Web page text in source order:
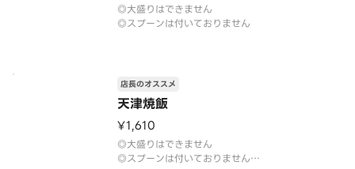
◎大盛りはできません
天津焼飯
店長のオススメ
¥1,610
◎大盛りはできません
◎スプーンは付いておりません